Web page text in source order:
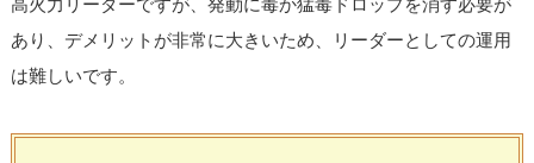
あり、デメリットが非常に大きいため、リーダーとしての運用
は難しいです。